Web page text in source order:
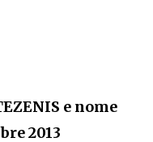
e nome
2013